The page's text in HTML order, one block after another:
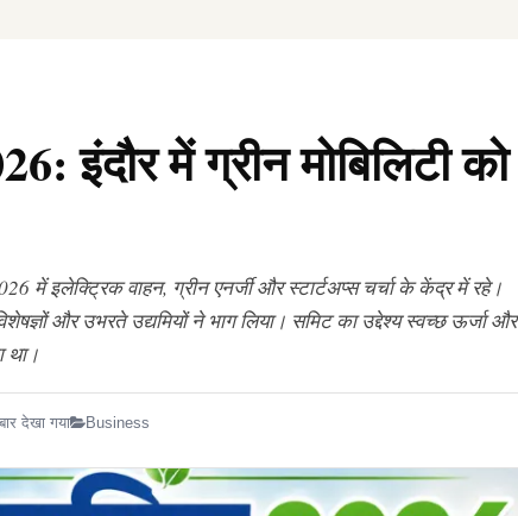
इंदौर में ग्रीन मोबिलिटी को
में इलेक्ट्रिक वाहन, ग्रीन एनर्जी और स्टार्टअप्स चर्चा के केंद्र में रहे।
और उभरते उद्यमियों ने भाग लिया। समिट का उद्देश्य स्वच्छ ऊर्जा और
था।
देखा गया Business